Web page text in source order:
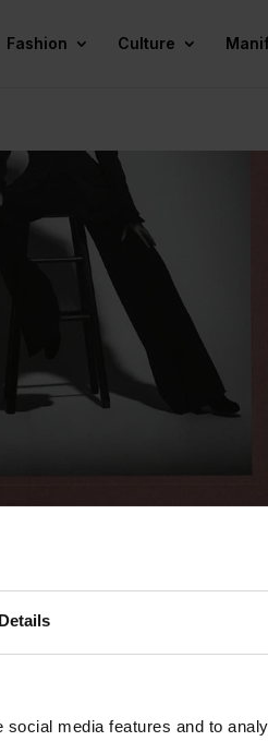
Details
media features and to
Fashion Culture